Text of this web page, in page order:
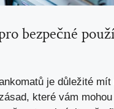
bezpečné
je důležité mít
které vám